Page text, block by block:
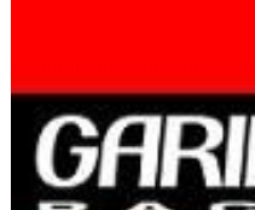
Services
Auto